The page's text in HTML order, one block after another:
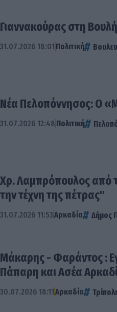
Γιαννακούρας στη
31.07.2026 18:01 Πολιτική
Νέα Πελοπόννησος: Ο
31.07.2026 12:48 Πολιτική
Χρ. Λαμπρόπουλος από
την τέχνη της πέτρας"
31.07.2026 11:53Αρκαδία Δήμος
Μάκαρης - Φαράντος :
Πάπαρη και Ασέα
30.07.2026 18:11Αρκαδία